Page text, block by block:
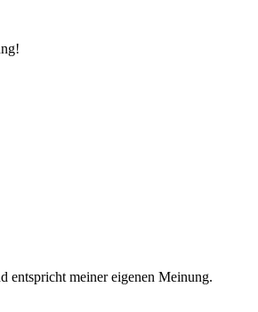
entspricht meiner eigenen Meinung.